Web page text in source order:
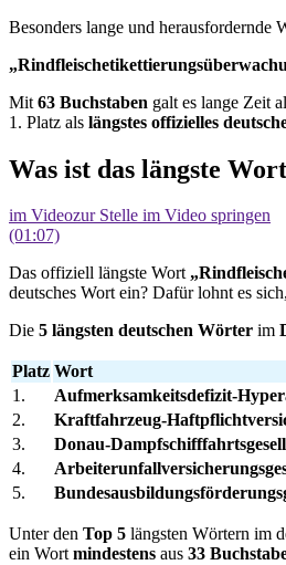
Besonders lange und herausfordernde
Mit 63 Buchstaben galt es lange Zeit
1. Platz als längstes offizielles
Was ist das längste
im Videozur Stelle im Video springen
(01:07)
Das offiziell längste Wort
deutsches Wort ein? Dafür lohnt es
Die 5 längsten deutschen Wörter im
Platz Wort
1.
Aufmerksamkeitsdefizit-
2.
Kraftfahrzeug-
3.
Donau-
4.
5.
Unter den Top 5 längsten Wörtern im
ein Wortmindestens aus 33